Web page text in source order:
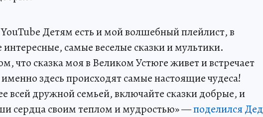
Детям есть и мой волшебный плейлист, в
самые веселые сказки и мультики.
что сказка моя в Великом Устюге живет и встречает
здесь происходят самые настоящие чудеса!
всей дружной семьей, включайте сказки добрые, и
сердца своим теплом и мудростью» —поделился Дед